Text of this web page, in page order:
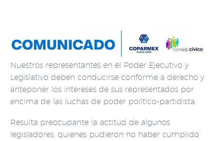
Nuestros representantes en el Poder Ejecutivo y
Legislativo deben conducirse conforme a derecho y
anteponer los intereses de sus representados por
encima de las luchas de poder político-partidista.
Resulta preocupante la actitud de algunos
legisladores, quienes pudieron no haber cumplido